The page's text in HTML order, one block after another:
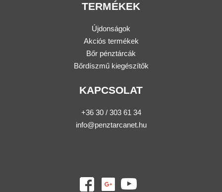
TERMÉKEK
Újdonságok
Akciós termékek
Bőr pénztárcák
Bőrdíszmű kiegészítők
KAPCSOLAT
+36 30 / 303 61 34
info@penztarcanet.hu